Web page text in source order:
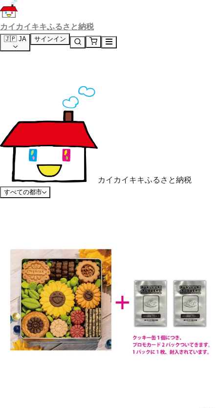
カイカイキキふるさと納税
🇯🇵 JA サインイン
カイカイキキふるさと納税
すべての都市